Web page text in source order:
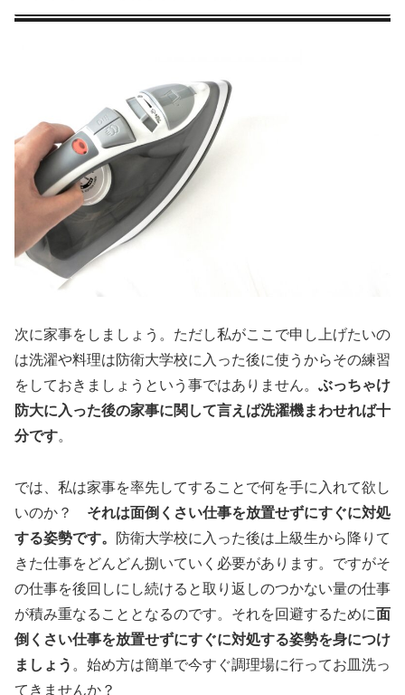
次に家事をしましょう。ただし私がここで申し上げたいの
は洗濯や料理は防衛大学校に入った後に使うからその練習
をしておきましょうという事ではありません。 ぶっちゃけ
防大に入った後の家事に関して言えば洗濯機まわせれば十
分です。
では、私は家事を率先してすることで何を手に入れて欲し
いのか？ それは面倒くさい仕事を放置せずにすぐに対処
する姿勢です。
防衛大学校に入った後は上級生から降りて
きた仕事をどんどん捌いていく必要があります。ですがそ
の仕事を後回しにし続けると取り返しのつかない量の仕事
が積み重なることとなるのです。それを回避するために面
倒くさい仕事を放置せずにすぐに対処する姿勢を身につけ
ましょう 。始め方は簡単で今すぐ調理場に行ってお皿洗っ
てきませんか？